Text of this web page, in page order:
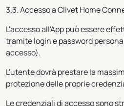
3.3. Accesso a Clivet Home
L'accesso all'App può essere
tramite login e password
accesso).
L'utente dovrà prestare la
protezione delle proprie
Le credenziali di accesso sono